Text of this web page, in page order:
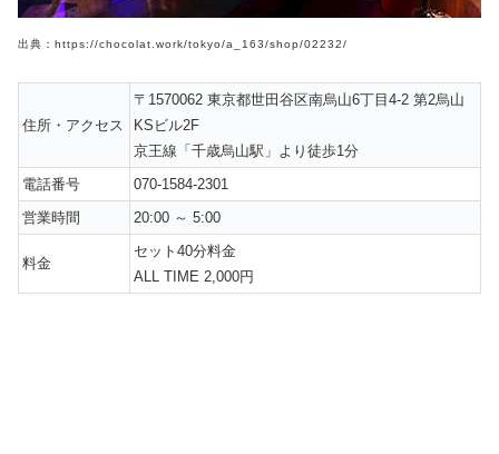
出典：https://chocolat.work/tokyo/a_163/shop/02232/
住所・アクセス
〒1570062 東京都世田谷区南烏山6丁目4-2 第2烏山
KSビル2F
京王線「千歳烏山駅」より徒歩1分
電話番号
070-1584-2301
営業時間
20:00 ～ 5:00
料金
セット40分料金
ALL TIME 2,000円